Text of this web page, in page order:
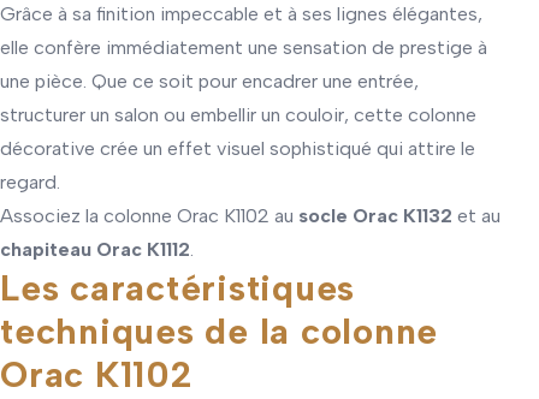
Grâce à sa finition impeccable et à ses lignes élégantes,
elle confère immédiatement une sensation de prestige à
une pièce. Que ce soit pour encadrer une entrée,
structurer un salon ou embellir un couloir, cette colonne
décorative crée un effet visuel sophistiqué qui attire le
regard.
Associez la colonne Orac K1102 au socle Orac K1132 et au
chapiteau Orac K1112
Les caractéristiques
techniques de la colonne
Orac K1102